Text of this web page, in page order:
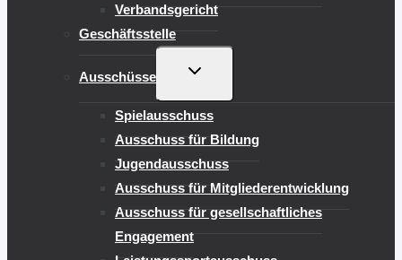
Verbandsgericht
Geschäftsstelle
Ausschüsse
UNTERMENÜ
Spielausschuss
Ausschuss für Bildung
Jugendausschuss
Ausschuss für Mitgliederentwicklung
Ausschuss für gesellschaftliches
Engagement